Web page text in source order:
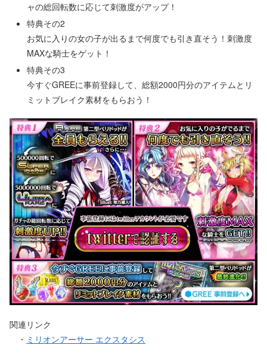
ャの総回転数に応じて刺激度がアップ！
特典その2
お気に入りの女の子が出るまで何度でも引き直そう！刺激度
MAXな騎士をゲット！
特典その3
今すぐGREEに事前登録して、総額2000円分のアイテムとリ
ミットブレイク素材をもらおう！
関連リンク
・ ミリオンアーサー エクスタシス